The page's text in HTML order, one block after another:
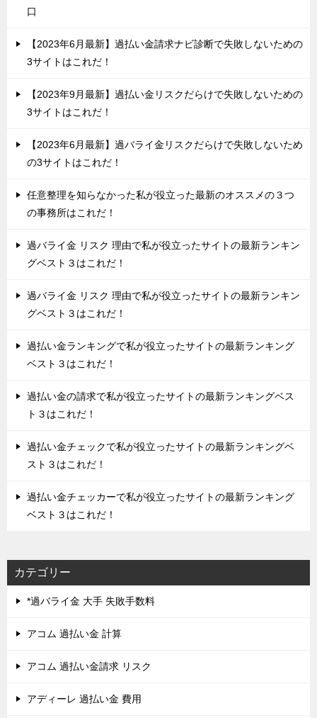
口
【2023年6月最新】過払い金請求ナビ診断で失敗しないための
3サイトはこれだ！
【2023年9月最新】過払い金リスクだらけで失敗しないための
3サイトはこれだ！
【2023年6月最新】過バライ金リスクだらけで失敗しないため
の3サイトはこれだ！
任意整理を知らなかった私が役立った最新のオススメの３つ
の事務所はこれだ！
過バライ金 リスク 理由で私が役立ったサイトの最新ランキン
グベスト３はこれだ！
過バライ金 リスク 理由で私が役立ったサイトの最新ランキン
グベスト３はこれだ！
過払い金ランキングで私が役立ったサイトの最新ランキング
ベスト３はこれだ！
過払い金の請求で私が役立ったサイトの最新ランキングベス
ト３はこれだ！
過払い金チェックで私が役立ったサイトの最新ランキングベ
スト３はこれだ！
過払い金チェッカーで私が役立ったサイトの最新ランキング
ベスト３はこれだ！
カテゴリー
*過バライ金 大手 失敗手数料
アコム 過払い金 計算
アコム 過払い金請求 リスク
アディーレ 過払い金 費用